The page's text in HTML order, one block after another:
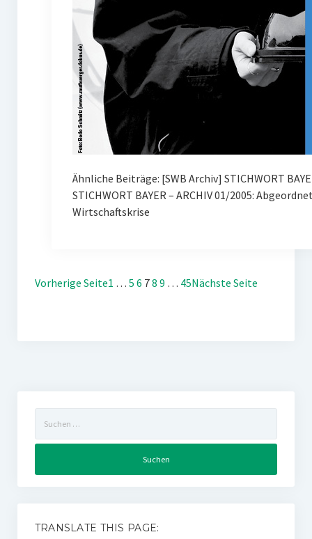
Ähnliche Beiträge: [SWB Archiv] STICHWORT
STICHWORT BAYER – ARCHIV 01/2005:
Wirtschaftskrise
Vorherige Seite1 … 5 6 78 9 … 45Nächste Seite
nach:
TRANSLATE THIS PAGE: